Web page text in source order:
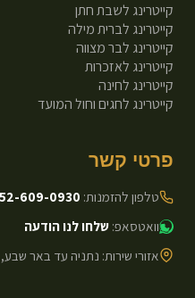
קייטרינג לשבת חתן
קייטרינג לברית מילה
קייטרינג לבר מצווה
קייטרינג לאזכרות
קייטרינג לחינה
קייטרינג לחגים וחול המועד
פרטי קשר
טלפון להזמנות: 609-0930
וואטסאפ: שלחו לנו הודעה
אזורי שירות: נתניה עד באר